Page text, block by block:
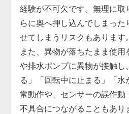
経験が不可欠です。無理に取
らに奥へ押し込んでしまった
せてしまうリスクもあります。
また、異物が落ちたまま使
や排水ポンプに異物が接触し
る」「回転中に止まる」「水
常動作や、センサーの誤作動
不具合につながることもあり